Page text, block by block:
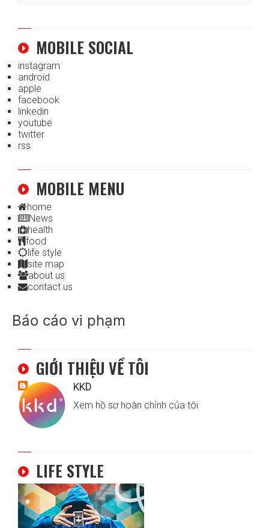
MOBILE SOCIAL
instagram
android
apple
facebook
linkedin
youtube
twitter
rss
MOBILE MENU
home
News
health
food
life style
site map
about us
contact us
Báo cáo vi phạm
GIỚI THIỆU VỀ TÔI
KKD
Xem hồ sơ hoàn chỉnh của tôi
LIFE STYLE